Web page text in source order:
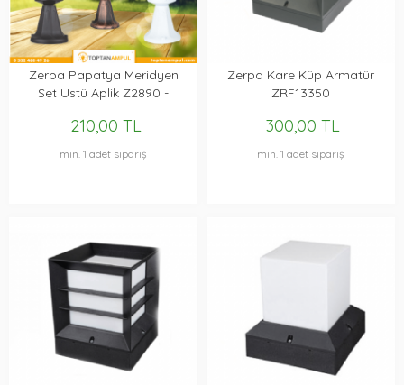
Zerpa Papatya Meridyen
Set Üstü Aplik Z2890 -
210,00 TL
min. 1 adet sipariş
Zerpa Kare Küp Armatür
ZRF13350
300,00 TL
min. 1 adet sipariş